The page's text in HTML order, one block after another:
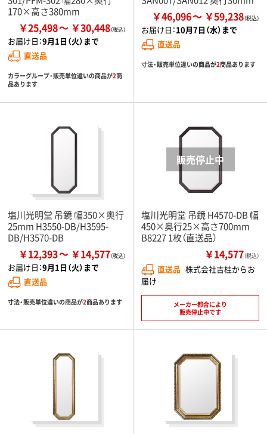
170×高さ380mm
￥25,498 ￥30,448
お届け日：9月1日（火）まで
直送品
カラーグループ・販売単位違いの商品が2商
品あります
￥46,096 ￥59,238
お届け日：10月7日（水）まで
直送品
寸法・販売単位違いの商品が2商品あります
塩川光明堂 吊鏡 幅350×奥行
25mm H3550-DB/H3595-
DB/H3570-DB
￥12,393 ￥14,577
お届け日：9月1日（火）まで
直送品
寸法・販売単位違いの商品が2商品あります
塩川光明堂 吊鏡 H4570-DB 幅
450×奥行25×高さ700mm
B8227 1枚（直送品）
￥14,577（税込）
直送品 株式会社吉桂からお
届け
メーカー都合により
販売停止中です